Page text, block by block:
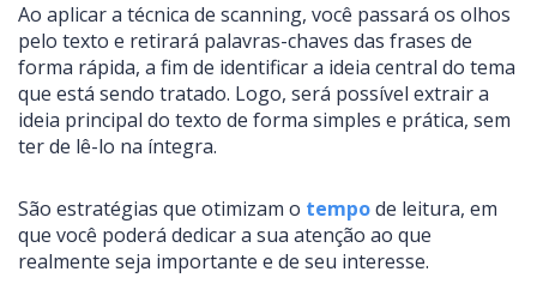
Ao aplicar a técnica de scanning, você passará os olhos
pelo texto e retirará palavras-chaves das frases de
forma rápida, a fim de identificar a ideia central do tema
que está sendo tratado. Logo, será possível extrair a
ideia principal do texto de forma simples e prática, sem
ter de lê-lo na íntegra.
São estratégias que otimizam o tempode leitura, em
que você poderá dedicar a sua atenção ao que
realmente seja importante e de seu interesse.